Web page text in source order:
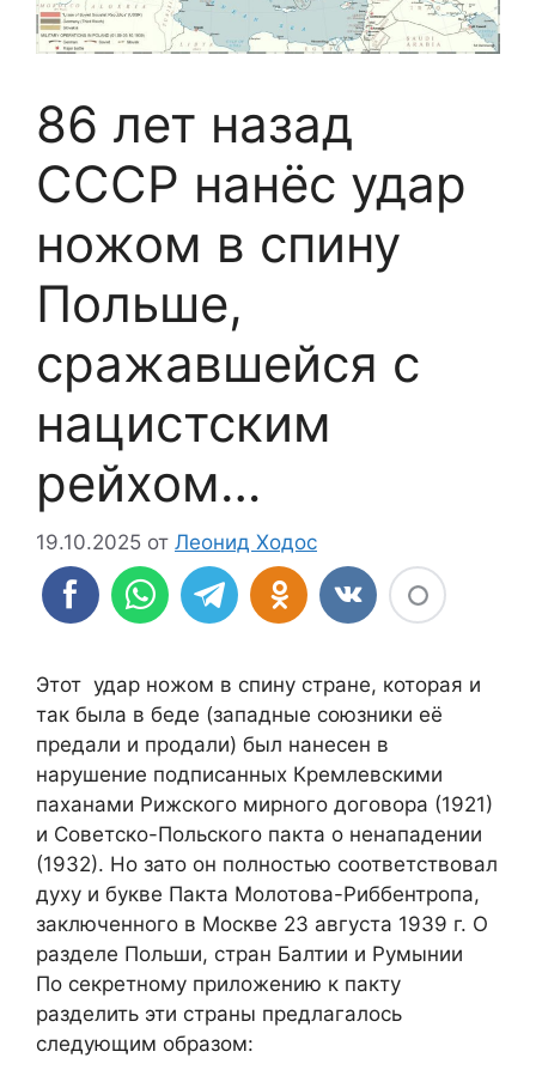
86 лет назад
СССР нанёс удар
ножом в спину
Польше,
сражавшейся с
нацистским
рейхом…
19.10.2025 от Леонид Ходос
Этот удар ножом в спину стране, которая и
так была в беде (западные союзники её
предали и продали) был нанесен в
нарушение подписанных Кремлевскими
паханами Рижского мирного договора (1921)
и Советско-Польского пакта о ненападении
(1932). Но зато он полностью соответствовал
духу и букве Пакта Молотова-Риббентропа,
заключенного в Москве 23 августа 1939 г. О
разделе Польши, стран Балтии и Румынии
По секретному приложению к пакту
разделить эти страны предлагалось
следующим образом: